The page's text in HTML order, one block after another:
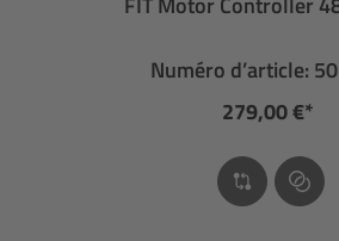
Numéro d’article:
279,00 €*